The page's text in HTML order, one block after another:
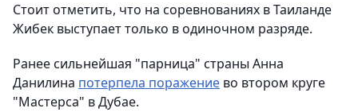
Стоит отметить, что на соревнованиях в Таиланде
Жибек выступает только в одиночном разряде.
Ранее сильнейшая "парница" страны Анна
Данилина потерпела поражение во втором круге
"Мастерса" в Дубае.